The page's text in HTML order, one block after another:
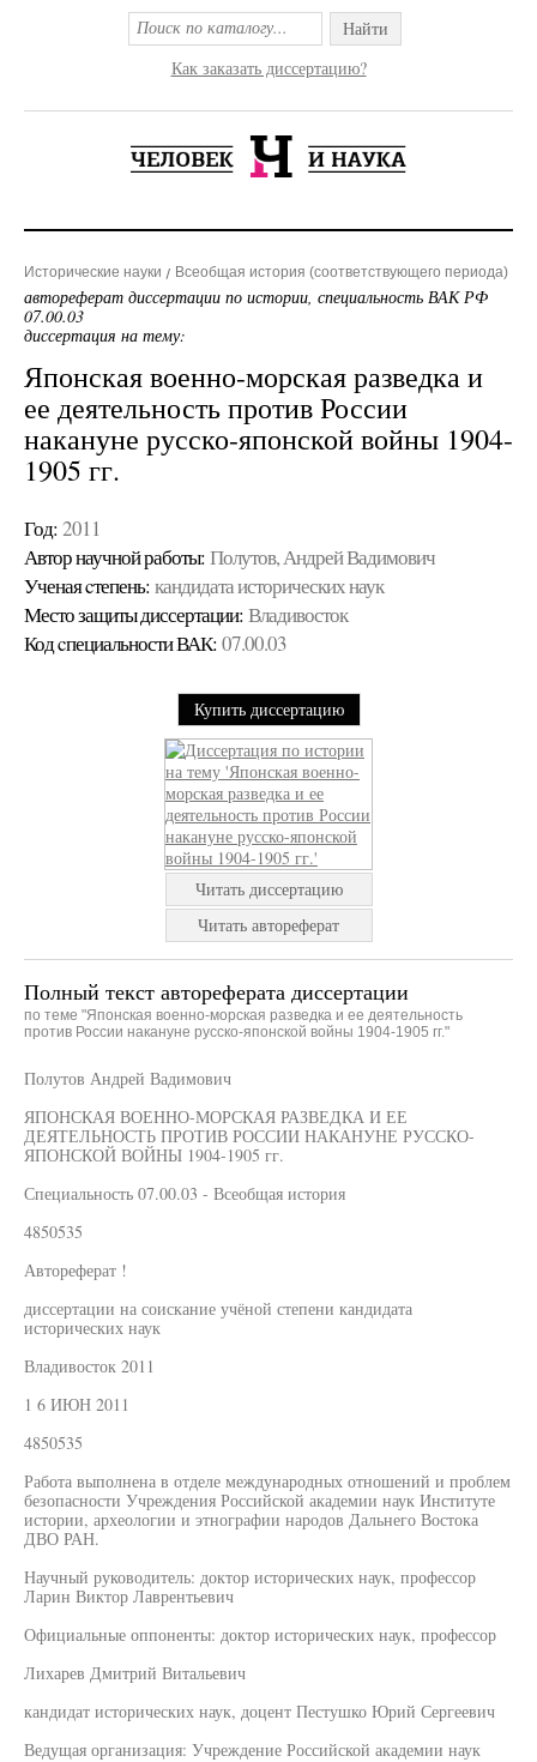
Найти
Как заказать диссертацию?
Исторические науки Всеобщая история (соответствующего периода)
автореферат диссертации по истории, специальность ВАК РФ
07.00.03
диссертация на тему:
Японская военно-морская разведка и
ее деятельность против России
накануне русско-японской войны 1904-
1905 гг.
Год: 2011
Автор научной работы: Полутов, Андрей Вадимович
Ученая cтепень: кандидата исторических наук
Место защиты диссертации: Владивосток
Код cпециальности ВАК: 07.00.03
Купить диссертацию
Читать диссертацию
Читать автореферат
Полный текст автореферата диссертации
по теме "Японская военно-морская разведка и ее деятельность
против России накануне русско-японской войны 1904-1905 гг."
Полутов Андрей Вадимович
ЯПОНСКАЯ ВОЕННО-МОРСКАЯ РАЗВЕДКА И ЕЕ
ДЕЯТЕЛЬНОСТЬ ПРОТИВ РОССИИ НАКАНУНЕ РУССКО-
ЯПОНСКОЙ ВОЙНЫ 1904-1905 гг.
Специальность 07.00.03 - Всеобщая история
4850535
Автореферат !
диссертации на соискание учёной степени кандидата
исторических наук
Владивосток 2011
1 6 ИЮН 2011
4850535
Работа выполнена в отделе международных отношений и проблем
безопасности Учреждения Российской академии наук Институте
истории, археологии и этнографии народов Дальнего Востока
ДВО РАН.
Научный руководитель: доктор исторических наук, профессор
Ларин Виктор Лаврентьевич
Официальные оппоненты: доктор исторических наук, профессор
Лихарев Дмитрий Витальевич
кандидат исторических наук, доцент Пестушко Юрий Сергеевич
Ведущая организация: Учреждение Российской академии наук